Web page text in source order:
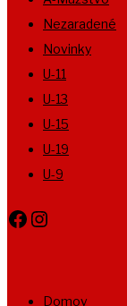
Nezaradené
Novinky
U-11
U-13
U-15
U-19
U-9
Facebook
Instagram
Domov